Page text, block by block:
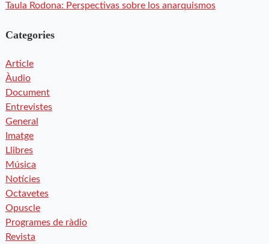
Taula Rodona: Perspectivas sobre los anarquismos
Categories
Article
Àudio
Document
Entrevistes
General
Imatge
Llibres
Música
Notícies
Octavetes
Opuscle
Programes de ràdio
Revista